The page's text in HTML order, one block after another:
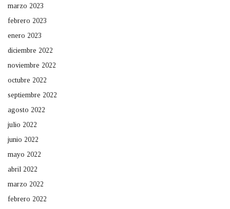
marzo 2023
febrero 2023
enero 2023
diciembre 2022
noviembre 2022
octubre 2022
septiembre 2022
agosto 2022
julio 2022
junio 2022
mayo 2022
abril 2022
marzo 2022
febrero 2022